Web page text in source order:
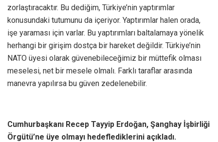
zorlaştıracaktır. Bu dediğim, Türkiye’nin yaptırımlar
konusundaki tutumunu da içeriyor. Yaptırımlar halen orada,
işe yaraması için varlar. Bu yaptırımları baltalamaya yönelik
herhangi bir girişim dostça bir hareket değildir. Türkiye’nin
NATO üyesi olarak güvenebileceğimiz bir müttefik olması
meselesi, net bir mesele olmalı. Farklı taraflar arasında
manevra yapılırsa bu güven zedelenebilir.
Cumhurbaşkanı Recep Tayyip Erdoğan, Şanghay İşbirliği
Örgütü’ne üye olmayı hedeflediklerini açıkladı.